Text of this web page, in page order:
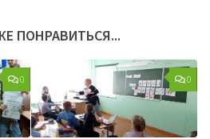
ПОНРАВИТЬСЯ...
0 0